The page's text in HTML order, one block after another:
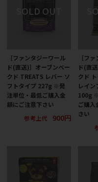
［ファンタジーワール
ド(直送)］オーブンベー
クド TREATS レバー ソ
フトタイプ 227g ※発
注単位・最低ご購入金
額にご注意下さい
参考上代
900円
［フ
ド(直
クド
レイン
100g
ご購入
さい